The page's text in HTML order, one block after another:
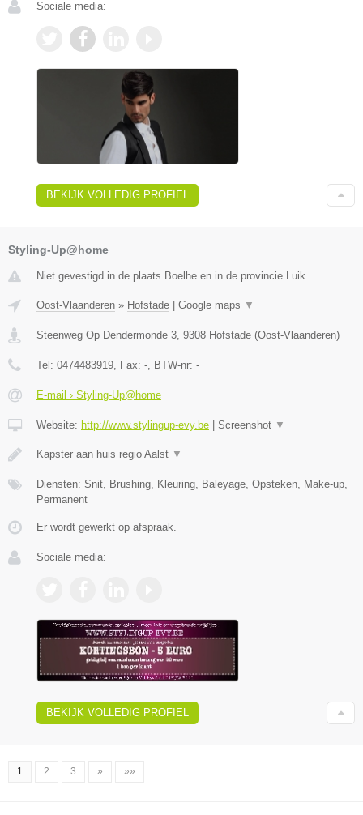
Sociale media:
BEKIJK VOLLEDIG PROFIEL
Styling-Up@home
Niet gevestigd in de plaats Boelhe en in de provincie Luik.
Oost-Vlaanderen » Hofstade Google maps ▼
Steenweg Op Dendermonde 3, 9308 Hofstade (Oost-Vlaanderen)
Tel: 0474483919, Fax: -, BTW-nr: -
E-mail › Styling-Up@home
Website: http://www.stylingup-evy.be Screenshot ▼
Kapster aan huis regio Aalst ▼
Diensten: Snit, Brushing, Kleuring, Baleyage, Opsteken, Make-up,
Permanent
Er wordt gewerkt op afspraak.
Sociale media:
BEKIJK VOLLEDIG PROFIEL
1 2 3 » »»